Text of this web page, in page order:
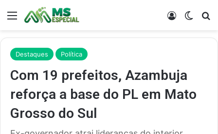
Menu Entrar
Destaques Política
Com 19 prefeitos, Azambuja
reforça a base do PL em Mato
Grosso do Sul